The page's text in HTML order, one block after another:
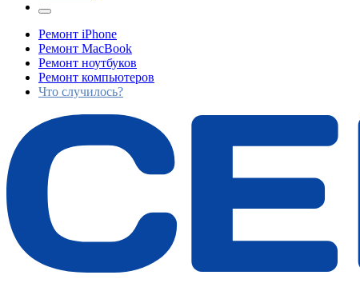
Ремонт iPhone
Ремонт MacBook
Ремонт ноутбуков
Ремонт компьютеров
Что случилось?